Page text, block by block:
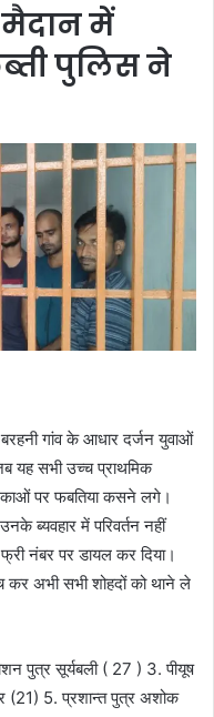
मैदान में
पुलिस ने
गांव के आधार दर्जन युवाओं
सभी उच्च प्राथमिक
पर फबतिया कसने लगे।
ब्यवहार में परिवर्तन नहीं
नंबर पर डायल कर दिया।
कर अभी सभी शोहदों को थाने ले
पुत्र सूर्यबली ( 27 ) 3. पीयूष
(21) 5. प्रशान्त पुत्र अशोक